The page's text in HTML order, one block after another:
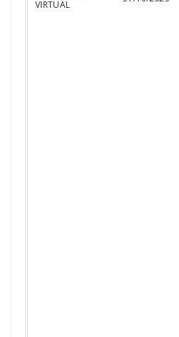
VIRTUAL